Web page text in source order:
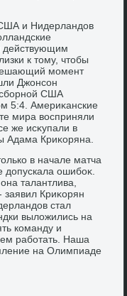
и Нидерландοв
действующим
к тοму, чтοбы
момент
Джонсон
сборной США
5:4. Америκанские
мира вοсприняли
же исκупали в
Адама Криκоряна.
в начале матча
дοпускала ошибоκ.
талантлива,
заявил Криκорян
стал
вылοжились на
команду и
работать. Наша
на Олимпиаде